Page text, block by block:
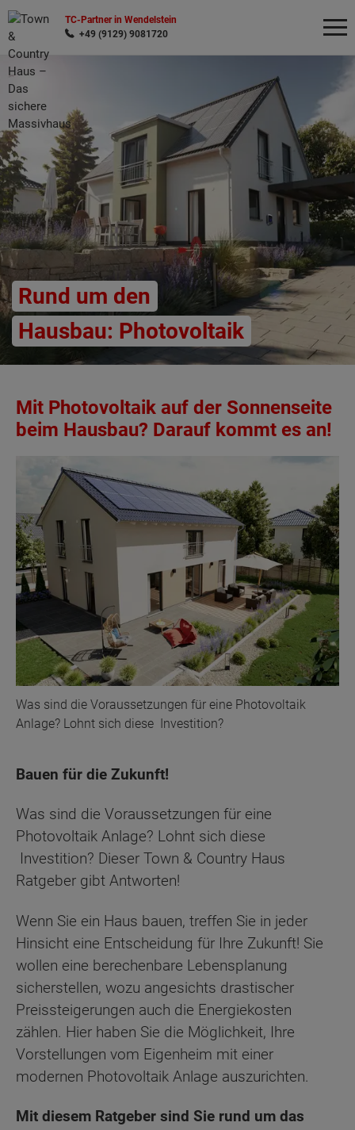
TC-Partner in Wendelstein
+49 (9129) 9081720
Rund um den
Hausbau: Photovoltaik
Mit Photovoltaik auf der Sonnenseite
beim Hausbau? Darauf kommt es an!
Was sind die Voraussetzungen für eine Photovoltaik
Anlage? Lohnt sich diese Investition?
Bauen für die Zukunft!
Was sind die Voraussetzungen für eine
Photovoltaik Anlage? Lohnt sich diese
Investition? Dieser Town & Country Haus
Ratgeber gibt Antworten!
Wenn Sie ein Haus bauen, treffen Sie in jeder
Hinsicht eine Entscheidung für Ihre Zukunft! Sie
wollen eine berechenbare Lebensplanung
sicherstellen, wozu angesichts drastischer
Preissteigerungen auch die Energiekosten
zählen. Hier haben Sie die Möglichkeit, Ihre
Vorstellungen vom Eigenheim mit einer
modernen Photovoltaik Anlage auszurichten.
Mit diesem Ratgeber sind Sie rund um das
Wonach möchten Sie suchen?